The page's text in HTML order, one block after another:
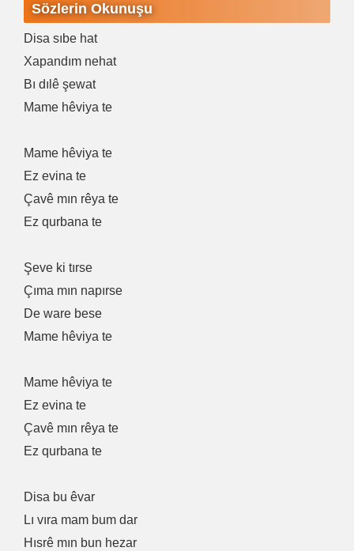
Sözlerin Okunuşu
Disa sıbe hat
Xapandım nehat
Bı dılê şewat
Mame hêviya te
Mame hêviya te
Ez evina te
Çavê mın rêya te
Ez qurbana te
Şeve ki tırse
Çıma mın napırse
De ware bese
Mame hêviya te
Mame hêviya te
Ez evina te
Çavê mın rêya te
Ez qurbana te
Disa bu êvar
Lı vıra mam bum dar
Hısrê mın bun hezar